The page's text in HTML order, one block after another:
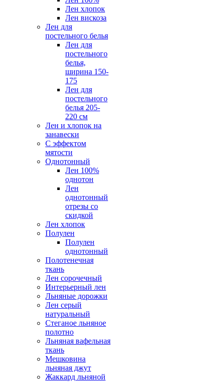
Лен хлопок
Лен вискоза
Лен для
постельного белья
Лен для
постельного
белья,
ширина 150-
175
Лен для
постельного
белья 205-
220 см
Лен и хлопок на
занавески
С эффектом
мятости
Однотонный
Лен 100%
однотон
Лен
однотонный
отрезы со
скидкой
Лен хлопок
Полулен
Полулен
однотонный
Полотенечная
ткань
Лен сорочечный
Интерьерный лен
Льняные дорожки
Лен серый
натуральный
Стеганое льняное
полотно
Льняная вафельная
ткань
Мешковина
льняная джут
Жаккард льняной